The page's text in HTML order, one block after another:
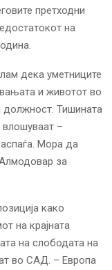
претходни
на
дека уметниците
и животот во
Тишината
–
Мора да
за
како
на крајната
на слободата на
во САД. – Европа